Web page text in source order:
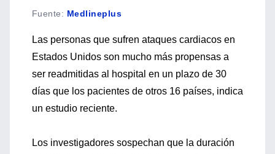
Fuente: Medlineplus
Las personas que sufren ataques cardiacos en
Estados Unidos son mucho más propensas a
ser readmitidas al hospital en un plazo de 30
días que los pacientes de otros 16 países, indica
un estudio reciente.
Los investigadores sospechan que la duración